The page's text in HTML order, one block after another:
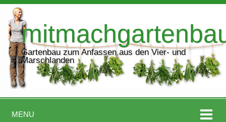
Gartenbau zum Anfassen aus den Vier- und
Marschlanden
MENU